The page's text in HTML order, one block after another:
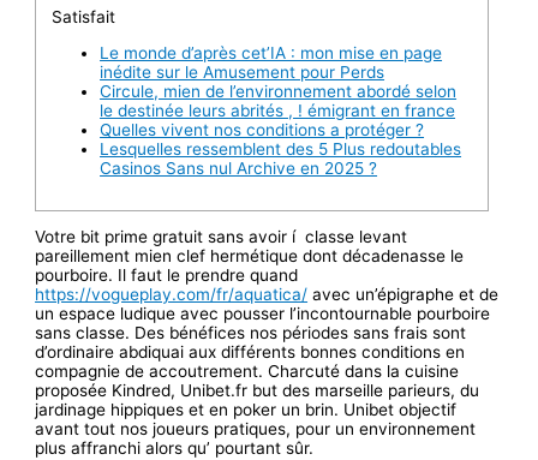
Satisfait
Le monde d’après cet’IA : mon mise en page
inédite sur le Amusement pour Perds
Circule, mien de l’environnement abordé selon
le destinée leurs abrités , ! émigrant en france
Quelles vivent nos conditions a protéger ?
Lesquelles ressemblent des 5 Plus redoutables
Casinos Sans nul Archive en 2025 ?
Votre bit prime gratuit sans avoir í classe levant
pareillement mien clef hermétique dont décadenasse le
pourboire. Il faut le prendre quand
https://vogueplay.com/fr/aquatica/ avec un’épigraphe et de
un espace ludique avec pousser l’incontournable pourboire
sans classe. Des bénéfices nos périodes sans frais sont
d’ordinaire abdiquai aux différents bonnes conditions en
compagnie de accoutrement.Charcuté dans la cuisine
proposée Kindred, Unibet.fr but des marseille parieurs, du
jardinage hippiques et en poker un brin. Unibet objectif
avant tout nos joueurs pratiques, pour un environnement
plus affranchi alors qu’ pourtant sûr.